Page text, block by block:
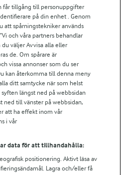
får tillgång till personuppgifter
på din enhet . Genom
att spårningstekniker används
och våra partners behandlar
väljer Avvisa alla eller
de. Om spårare är
vissa annonser som du ser
kan återkomma till denna meny
ditt samtycke när som helst
längst ned på webbsidan
ned till vänster på webbsidan,
att ha effekt inom vår
i vår
data för att tillhandahålla:
positionering. Aktivt läsa av
Lagra och/eller få